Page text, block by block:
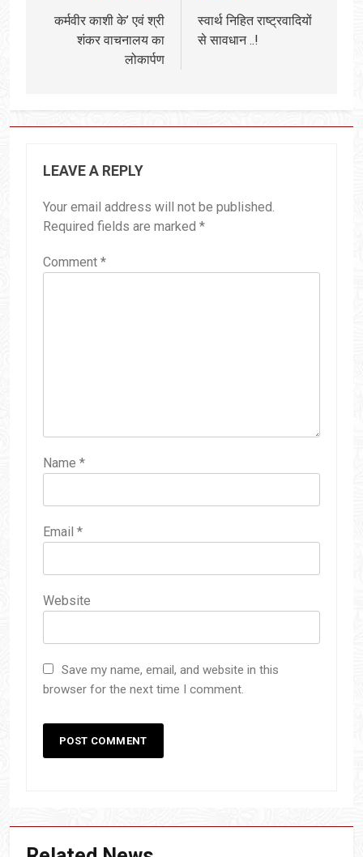
कर्मवीर काशी के’ एवं श्री
शंकर वाचनालय का
लोकार्पण
स्वार्थ निहित राष्ट्रवादियों
से सावधान ..!
LEAVE A REPLY
Your email address will not be published.
Required fields are marked *
Comment *
Name *
Email *
Website
Save my name, email, and website in this
browser for the next time I comment.